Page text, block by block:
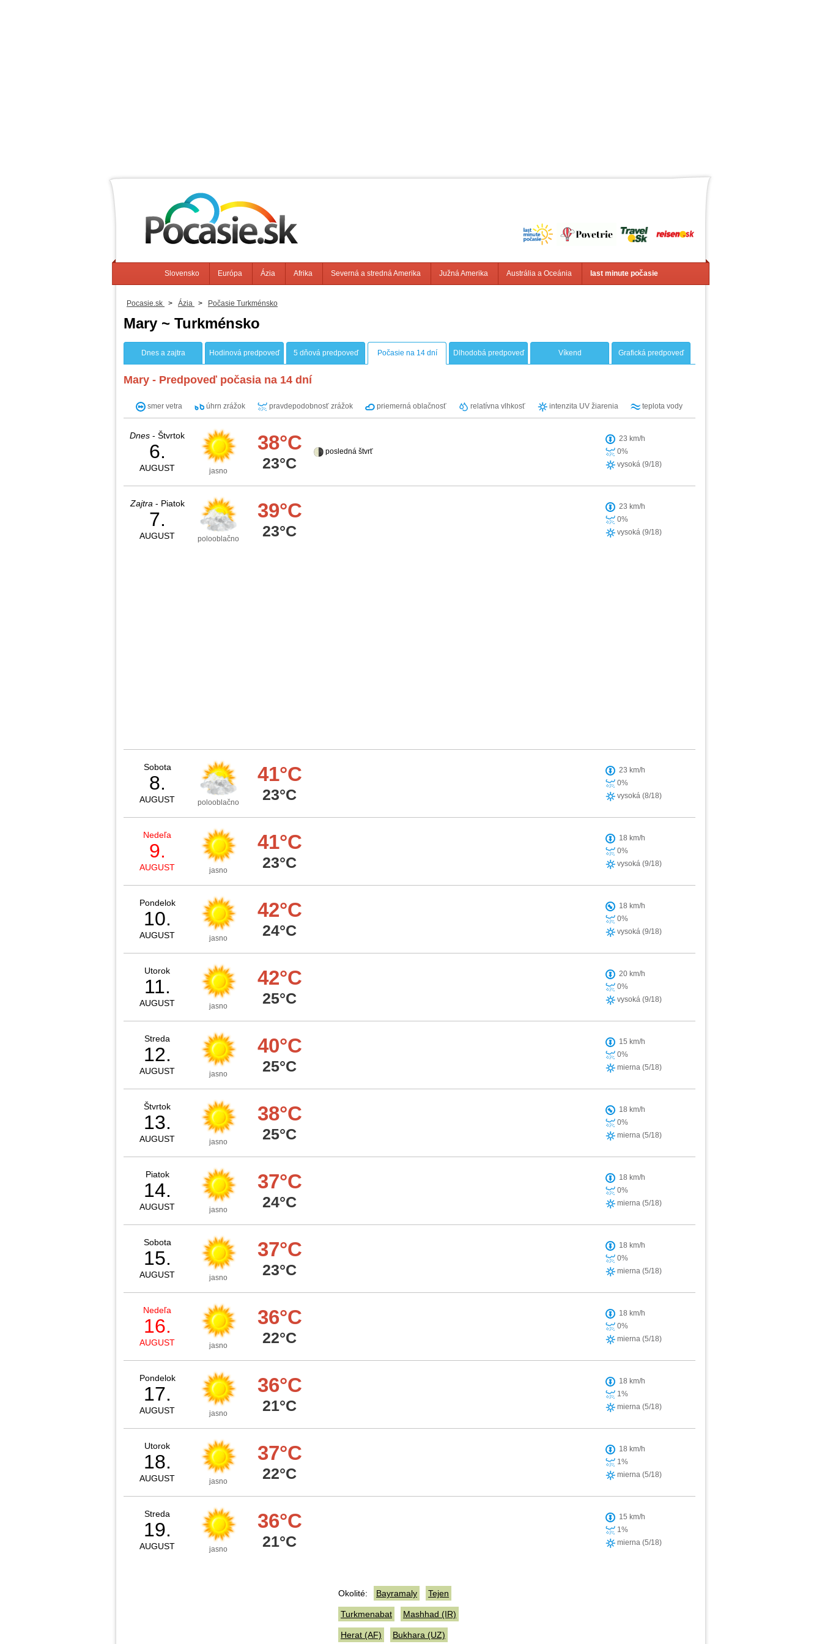
Slovensko Európa Ázia Afrika Severná a stredná Amerika Južná Amerika Austrália a Oceánia last minute počasie
Pocasie.sk > Ázia > Počasie Turkménsko
Mary ~ Turkménsko
Dnes a zajtra Hodinová predpoveď 5 dňová predpoveď Počasie na 14 dní Dlhodobá predpoveď Víkend Grafická predpoveď
Mary - Predpoveď počasia na 14 dní
smer vetra úhrn zrážok pravdepodobnosť zrážok priemerná oblačnosť relatívna vlhkosť intenzita UV žiarenia teplota vody
Dnes - Štvrtok
6.
AUGUST jasno
38°C
23°C
posledná štvrť
23 km/h
0%
vysoká (9/18)
Zajtra - Piatok
7.
AUGUST polooblačno
39°C
23°C
23 km/h
0%
vysoká (9/18)
Sobota
8.
AUGUST polooblačno
41°C
23°C
23 km/h
0%
vysoká (8/18)
Nedeľa
9.
AUGUST jasno
41°C
23°C
18 km/h
0%
vysoká (9/18)
Pondelok
10.
AUGUST jasno
42°C
24°C
18 km/h
0%
vysoká (9/18)
Utorok
11.
AUGUST jasno
42°C
25°C
20 km/h
0%
vysoká (9/18)
Streda
12.
AUGUST jasno
40°C
25°C
15 km/h
0%
mierna (5/18)
Štvrtok
13.
AUGUST jasno
38°C
25°C
18 km/h
0%
mierna (5/18)
Piatok
14.
AUGUST jasno
37°C
24°C
18 km/h
0%
mierna (5/18)
Sobota
15.
AUGUST jasno
37°C
23°C
18 km/h
0%
mierna (5/18)
Nedeľa
16.
AUGUST jasno
36°C
22°C
18 km/h
0%
mierna (5/18)
Pondelok
17.
AUGUST jasno
36°C
21°C
18 km/h
1%
mierna (5/18)
Utorok
18.
AUGUST jasno
37°C
22°C
18 km/h
1%
mierna (5/18)
Streda
19.
AUGUST jasno
36°C
21°C
15 km/h
1%
mierna (5/18)
Okolité: Bayramaly Tejen
Turkmenabat Mashhad (IR)
Herat (AF) Bukhara (UZ)